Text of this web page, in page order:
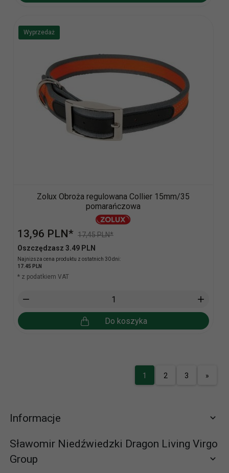
Wyprzedaż
Zolux Obroża regulowana Collier 15mm/35
pomarańczowa
13,96 PLN* 17,45 PLN*
Oszczędzasz 3.49 PLN
Najniższa cena produktu z ostatnich 30 dni:
17.45 PLN
* z podatkiem VAT
Do koszyka
1 2 3 »
Informacje
Sławomir Niedźwiedzki Dragon Living Virgo
Group